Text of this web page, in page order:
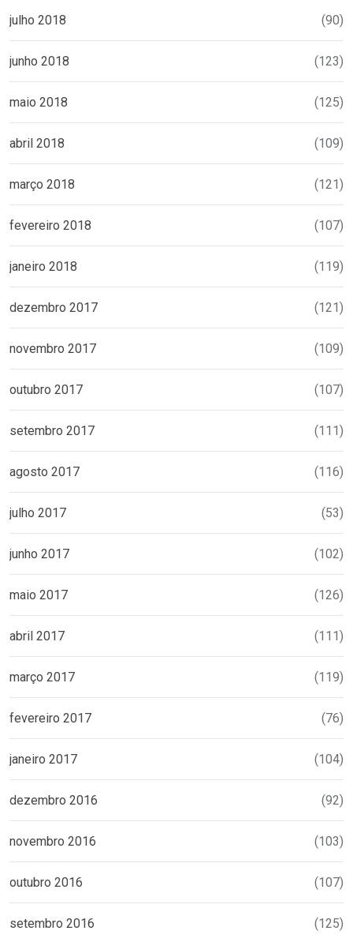
julho 2018 (90)
junho 2018 (123)
maio 2018 (125)
abril 2018 (109)
março 2018 (121)
fevereiro 2018 (107)
janeiro 2018 (119)
dezembro 2017 (121)
novembro 2017 (109)
outubro 2017 (107)
setembro 2017 (111)
agosto 2017 (116)
julho 2017 (53)
junho 2017 (102)
maio 2017 (126)
abril 2017 (111)
março 2017 (119)
fevereiro 2017 (76)
janeiro 2017 (104)
dezembro 2016 (92)
novembro 2016 (103)
outubro 2016 (107)
setembro 2016 (125)